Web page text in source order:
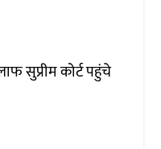
सुप्रीम कोर्ट पहुंचे